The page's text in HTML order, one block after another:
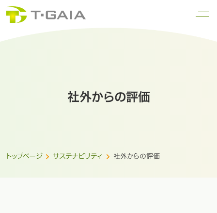
社外からの評価
トップページ サステナビリティ 社外からの評価